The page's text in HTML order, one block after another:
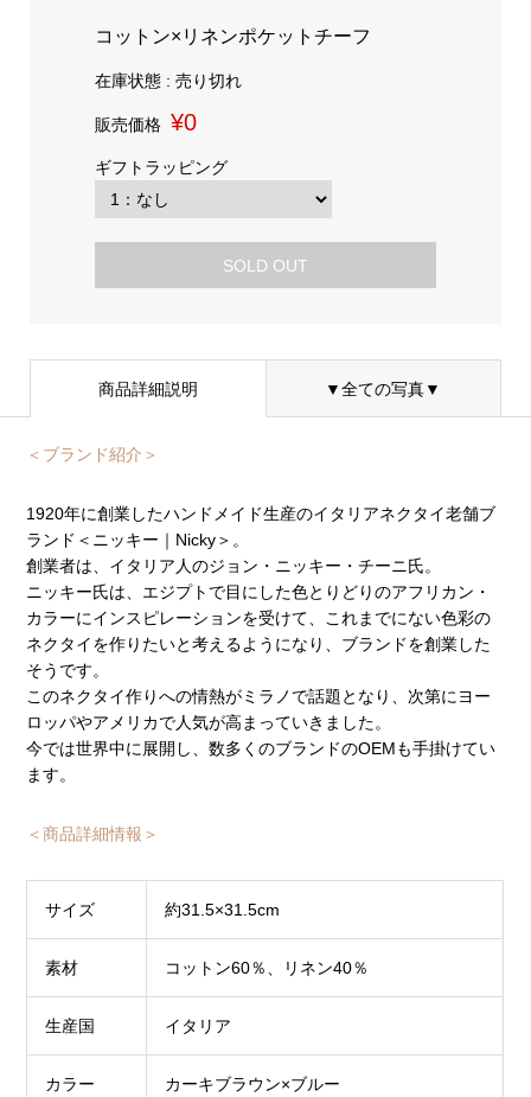
コットン×リネンポケットチーフ
在庫状態 : 売り切れ
販売価格 ¥0
ギフトラッピング
SOLD OUT
商品詳細説明 ▼全ての写真▼
＜ブランド紹介＞
1920年に創業したハンドメイド生産のイタリアネクタイ老舗ブ
ランド＜ニッキー｜Nicky＞。
創業者は、イタリア人のジョン・ニッキー・チーニ氏。
ニッキー氏は、エジプトで目にした色とりどりのアフリカン・
カラーにインスピレーションを受けて、これまでにない色彩の
ネクタイを作りたいと考えるようになり、ブランドを創業した
そうです。
このネクタイ作りへの情熱がミラノで話題となり、次第にヨー
ロッパやアメリカで人気が高まっていきました。
今では世界中に展開し、数多くのブランドのOEMも手掛けてい
ます。
＜商品詳細情報＞
サイズ 約31.5×31.5cm
素材 コットン60％、リネン40％
生産国 イタリア
カラー カーキブラウン×ブルー